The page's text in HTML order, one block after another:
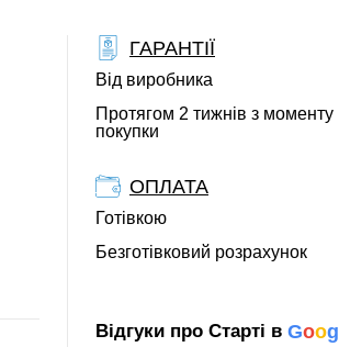
ГАРАНТІЇ
Від виробника
Протягом 2 тижнів з моменту
покупки
ОПЛАТА
Готівкою
Безготівковий розрахунок
Відгуки про Старті в Goog